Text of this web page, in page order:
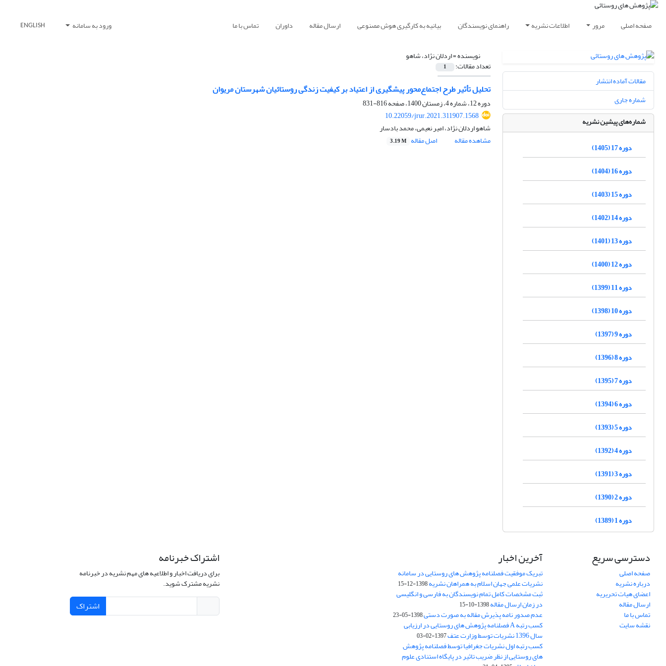
صفحه اصلی مرور اطلاعات نشریه راهنمای نویسندگان بیانیه به کارگیری هوش مصنوعی ارسال مقاله داوران تماس با ما ورود به سامانه ENGLISH
نویسنده =اردلان نژاد، شاهو
تعداد مقالات: 1
تحلیل تأثیر طرح اجتماع‌محور پیشگیری از اعتیاد بر کیفیت زندگی روستائیان شهرستان مریوان
دوره 12، شماره 4، زمستان 1400، صفحه
816-831
10.22059/jrur.2021.311907.1568
شاهو اردلان نژاد، امیر نعیمی، محمد بادسار
مشاهده مقاله
اصل مقاله 3.19 M
مقالات آماده انتشار
شماره جاری
شماره‌های پیشین نشریه
دوره 17 (1405)
دوره 16 (1404)
دوره 15 (1403)
دوره 14 (1402)
دوره 13 (1401)
دوره 12 (1400)
دوره 11 (1399)
دوره 10 (1398)
دوره 9 (1397)
دوره 8 (1396)
دوره 7 (1395)
دوره 6 (1394)
دوره 5 (1393)
دوره 4 (1392)
دوره 3 (1391)
دوره 2 (1390)
دوره 1 (1389)
دسترسی سریع
صفحه اصلی
درباره نشریه
اعضای هیات تحریریه
ارسال مقاله
تماس با ما
نقشه سایت
آخرین اخبار
تبریک موفقیت فصلنامه پژوهش های روستایی در سامانه
نشریات علمی جهان اسلام به همراهان نشریه1398-12-15
ثبت مشخصات کامل تمام نویسندگان به فارسی و انگلیسی
در زمان ارسال مقاله1398-10-15
عدم صدور نامه پذیرش مقاله به صورت دستی1398-05-23
کسب رتبه A فصلنامه پژوهش های روستایی در ارزیابی
سال 1396 نشریات توسط وزارت عتف 1397-02-03
کسب رتبه اول نشریات جغرافیا توسط فصلنامه پژوهش
های روستایی از نظر ضریب تاثیر در پایگاه استنادی علوم
اشتراک خبرنامه
برای دریافت اخبار و اطلاعیه های مهم نشریه در خبرنامه
نشریه مشترک شوید.
اشتراک